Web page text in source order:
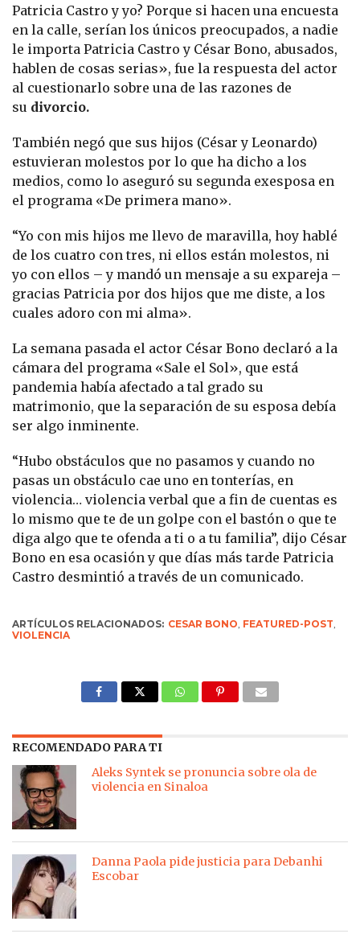
Patricia Castro y yo? Porque si hacen una encuesta
en la calle, serían los únicos preocupados, a nadie
le importa Patricia Castro y César Bono, abusados,
hablen de cosas serias», fue la respuesta del actor
al cuestionarlo sobre una de las razones de
su divorcio.
También negó que sus hijos (César y Leonardo)
estuvieran molestos por lo que ha dicho a los
medios, como lo aseguró su segunda exesposa en
el programa «De primera mano».
“Yo con mis hijos me llevo de maravilla, hoy hablé
de los cuatro con tres, ni ellos están molestos, ni
yo con ellos – y mandó un mensaje a su expareja –
gracias Patricia por dos hijos que me diste, a los
cuales adoro con mi alma».
La semana pasada el actor César Bono declaró a la
cámara del programa «Sale el Sol», que está
pandemia había afectado a tal grado su
matrimonio, que la separación de su esposa debía
ser algo inminente.
“Hubo obstáculos que no pasamos y cuando no
pasas un obstáculo cae uno en tonterías, en
violencia… violencia verbal que a fin de cuentas es
lo mismo que te de un golpe con el bastón o que te
diga algo que te ofenda a ti o a tu familia”, dijo César
Bono en esa ocasión y que días más tarde Patricia
Castro desmintió a través de un comunicado.
ARTÍCULOS RELACIONADOS: CESAR BONO FEATURED-POST
VIOLENCIA
RECOMENDADO PARA TI
Aleks Syntek se pronuncia sobre ola de
violencia en Sinaloa
Danna Paola pide justicia para Debanhi
Escobar